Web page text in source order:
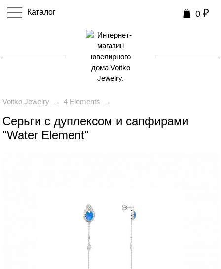
Каталог 0 ₽
Voitko Jewelry → 4 Elements →
Серьги с дуплексом и сапфирами
"Water Element"